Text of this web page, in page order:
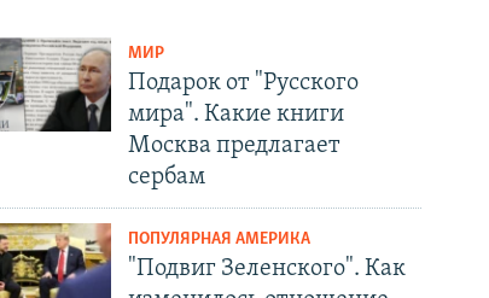
МИР
Подарок от "Русского
мира". Какие книги
Москва предлагает
сербам
ПОПУЛЯРНАЯ АМЕРИКА
"Подвиг Зеленского". Как